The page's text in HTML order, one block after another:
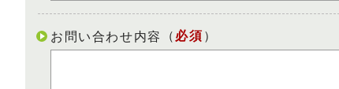
お問い合わせ内容 （ 必須 ）